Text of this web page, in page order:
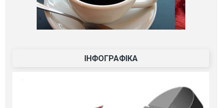
ІНФОГРАФІКА